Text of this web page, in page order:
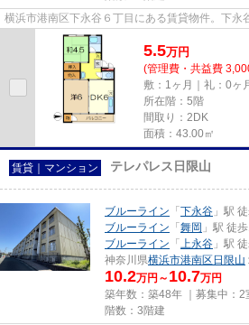
横浜市港南区下永谷６丁目にある賃貸物件。下永
5.5万円
(管理費・共益費
敷：1ヶ月｜礼：0ヶ
所在階：5階
間取り：2DK
面積：43.00㎡
賃貸｜マンション テレパレス日限山
ブルーライン 「 下永谷 」駅
ブルーライン 「 舞岡 」駅 徒
ブルーライン 「 上永谷 」駅
神奈川県横浜市港南区 日限山
10.2万円～ 10.7万円
築年数：築48年 ｜募集中： 2
階数：3階建